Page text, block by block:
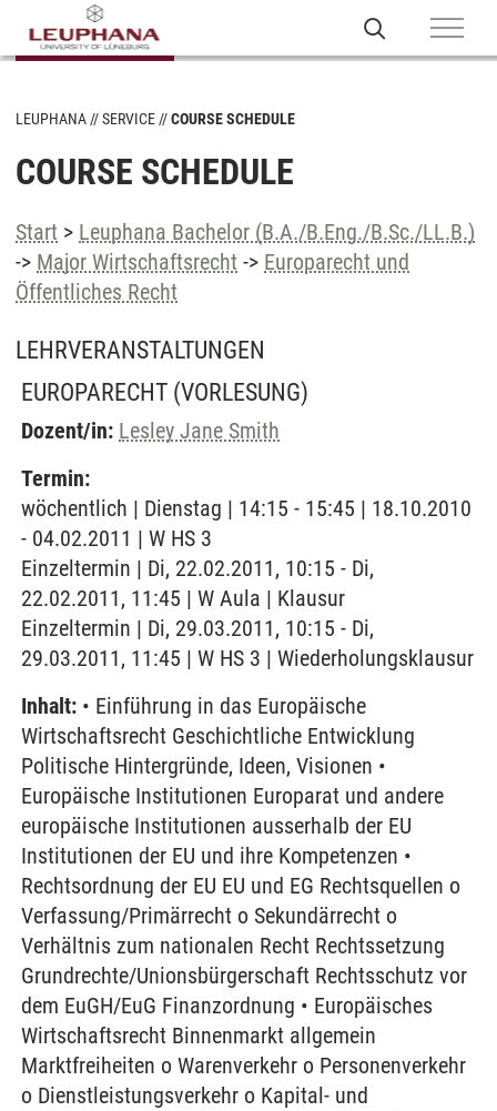
LEUPHANA SERVICE COURSE SCHEDULE
COURSE SCHEDULE
Start > Leuphana Bachelor (B.A./B.Eng./B.Sc./LL.B.)
-> Major Wirtschaftsrecht -> Europarecht und
Öffentliches Recht
LEHRVERANSTALTUNGEN
EUROPARECHT (VORLESUNG)
Dozent/in: Lesley Jane Smith
Termin:
wöchentlich | Dienstag | 14:15 - 15:45 | 18.10.2010
- 04.02.2011 | W HS 3
Einzeltermin | Di, 22.02.2011, 10:15 - Di,
22.02.2011, 11:45 | W Aula | Klausur
Einzeltermin | Di, 29.03.2011, 10:15 - Di,
29.03.2011, 11:45 | W HS 3 | Wiederholungsklausur
Inhalt: • Einführung in das Europäische
Wirtschaftsrecht Geschichtliche Entwicklung
Politische Hintergründe, Ideen, Visionen •
Europäische Institutionen Europarat und andere
europäische Institutionen ausserhalb der EU
Institutionen der EU und ihre Kompetenzen •
Rechtsordnung der EU EU und EG Rechtsquellen o
Verfassung/Primärrecht o Sekundärrecht o
Verhältnis zum nationalen Recht Rechtssetzung
Grundrechte/Unionsbürgerschaft Rechtsschutz vor
dem EuGH/EuG Finanzordnung • Europäisches
Wirtschaftsrecht Binnenmarkt allgemein
Marktfreiheiten o Warenverkehr o Personenverkehr
o Dienstleistungsverkehr o Kapital- und